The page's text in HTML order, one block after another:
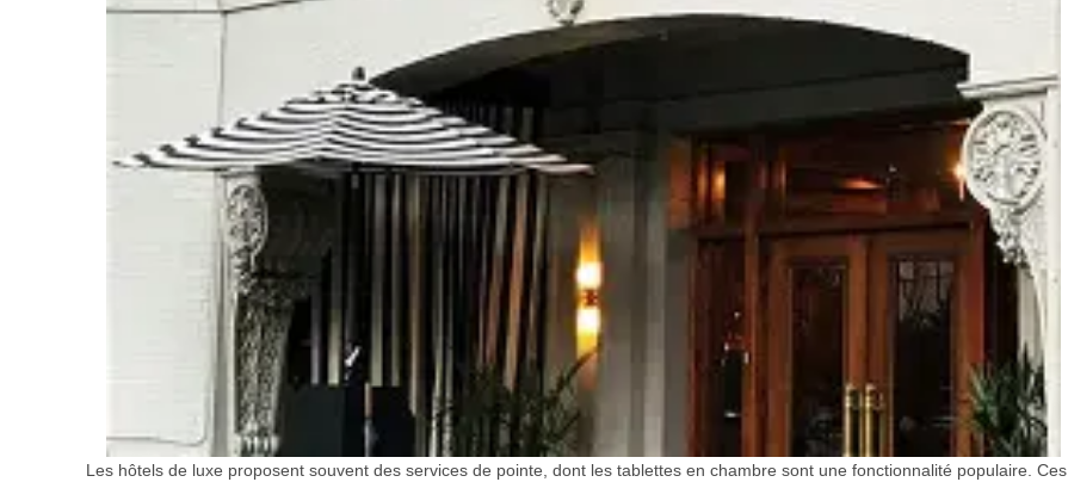
Les hôtels de luxe proposent souvent des services de pointe, dont les tablettes en chambre sont une fonctionnalité populaire. Ces